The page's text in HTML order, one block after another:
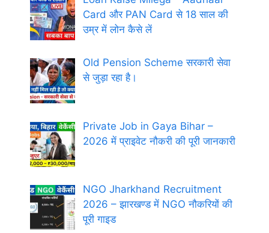
Card और PAN Card से 18 साल की
उम्र में लोन कैसे लें
Old Pension Scheme सरकारी सेवा
से जुड़ा रहा है।
Private Job in Gaya Bihar –
2026 में प्राइवेट नौकरी की पूरी जानकारी
NGO Jharkhand Recruitment
2026 – झारखण्ड में NGO नौकरियों की
पूरी गाइड